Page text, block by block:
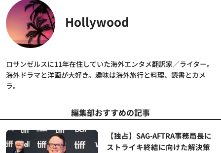
Hollywood
ロサンゼルスに11年在住していた海外エンタメ翻訳家／ライター。
海外ドラマと洋画が大好き。趣味は海外旅行と料理、読書とカメ
ラ。
編集部おすすめの記事
【独占】SAG-AFTRA事務局長に
ストライキ終結に向けた解決策